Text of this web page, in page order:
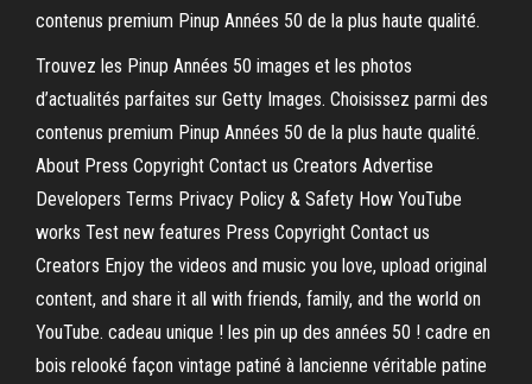
contenus premium Pinup Années 50 de la plus haute qualité.
Trouvez les Pinup Années 50 images et les photos
d’actualités parfaites sur Getty Images. Choisissez parmi des
contenus premium Pinup Années 50 de la plus haute qualité.
About Press Copyright Contact us Creators Advertise
Developers Terms Privacy Policy & Safety How YouTube
works Test new features Press Copyright Contact us
Creators Enjoy the videos and music you love, upload original
content, and share it all with friends, family, and the world on
YouTube. cadeau unique ! les pin up des années 50 ! cadre en
bois relooké façon vintage patiné à lancienne véritable patine